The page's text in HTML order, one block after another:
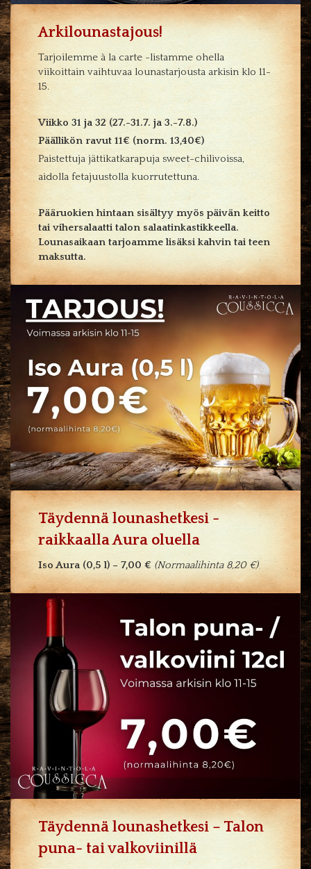
Arkilounastajous!
Tarjoilemme à la carte -listamme ohella
viikoittain vaihtuvaa lounastarjousta arkisin klo 11-
15.
Viikko 31 ja 32 (27.-31.7. ja 3.-7.8.)
Päällikön ravut 11€ (norm. 13,40€)
Paistettuja jättikatkarapuja sweet-chilivoissa,
aidolla fetajuustolla kuorrutettuna.
Pääruokien hintaan sisältyy myös päivän keitto
tai vihersalaatti talon salaatinkastikkeella.
Lounasaikaan tarjoamme lisäksi kahvin tai teen
maksutta.
Täydennä lounashetkesi -
raikkaalla Aura oluella
Iso Aura (0,5 l) – 7,00 € (Normaalihinta 8,20 €)
Täydennä lounashetkesi – Talon
puna- tai valkoviinillä